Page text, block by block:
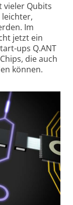
vieler Qubits
Im
jetzt ein
ups Q.ANT
die auch
können.